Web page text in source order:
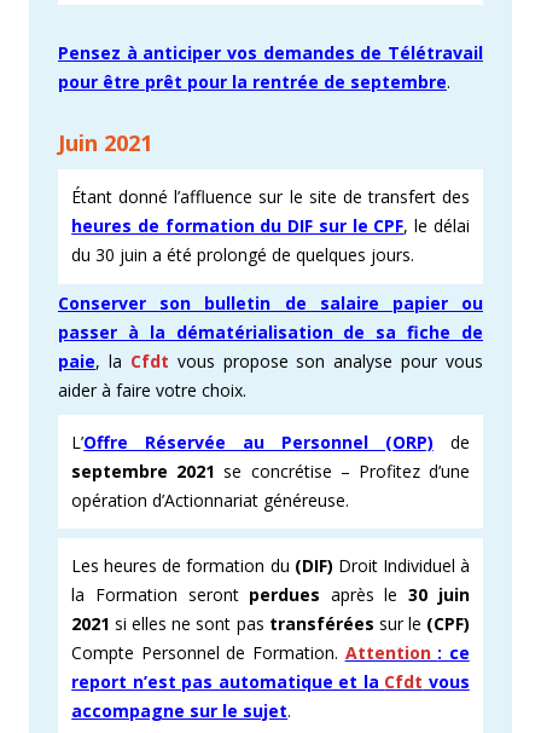
Pensez à anticiper vos demandes de Télétravail
pour être prêt pour la rentrée de septembre.
Juin 2021
Étant donné l’affluence sur le site de transfert des
heures de formation du DIF sur le CPF, le délai
du 30 juin a été prolongé de quelques jours.
Conserver son bulletin de salaire papier ou
passer à la dématérialisation de sa fiche de
paie, la Cfdt vous propose son analyse pour vous
aider à faire votre choix.
L’Offre Réservée au Personnel (ORP)
de
septembre 2021 se concrétise – Profitez d’une
opération d’Actionnariat généreuse.
Les heures de formation du (DIF) Droit Individuel à
la Formation seront perdues après le30 juin
2021 si elles ne sont pas transférées sur le (CPF)
Compte Personnel de Formation. Attention : ce
report n’est pas automatique et la Cfdt vous
accompagne sur le sujet.